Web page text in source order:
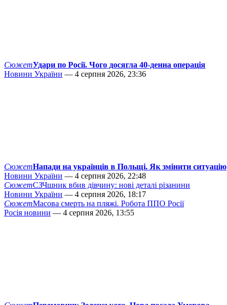
СюжетУдари по Росії. Чого досягла 40-денна операція
Новини України — 4 серпня 2026, 23:36
СюжетНапади на українців в Польщі. Як змінити ситуацію
Новини України — 4 серпня 2026, 22:48
СюжетСЗЧшник вбив дівчину: нові деталі різанини
Новини України — 4 серпня 2026, 18:17
СюжетМасова смерть на пляжі. Робота ППО Росії
Росія новини — 4 серпня 2026, 13:55